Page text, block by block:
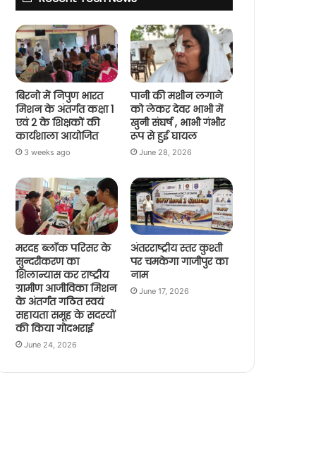
बिरनो में निपुण भारत
मिशन के अंतर्गत कक्षा 1
एवं 2 के शिक्षकों की
कार्यशाला आयोजित
3 weeks ago
पानी की मशीन लगाने
को लेकर देवर भाभी में
खुनी संघर्ष , भाभी गंभीर
रूप से हुई घायल
June 28, 2026
मरदह ब्लॉक परिसर के
सुन्दरीकरण का
शिलान्यास कर राष्ट्रीय
ग्रामीण आजीविका मिशन
के अंतर्गत गठित स्वयं
सहायता समूह के सदस्यों
की किया गोदभराई
June 24, 2026
अंतरराष्ट्रीय स्तर कुश्ती
पर चमकेगा गाजीपुर का
नाम
June 17, 2026